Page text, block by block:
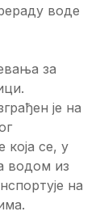
воде
за
је на
која се, у
водом из
на